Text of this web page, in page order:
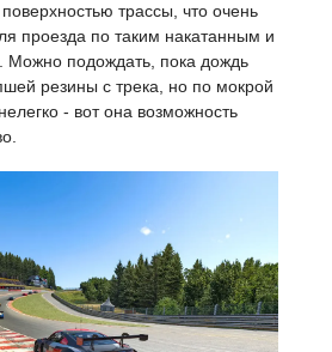
трассы, что очень
проезда по таким накатанным и
Можно подождать, пока дождь
резины с трека, но по мокрой
- вот она возможность